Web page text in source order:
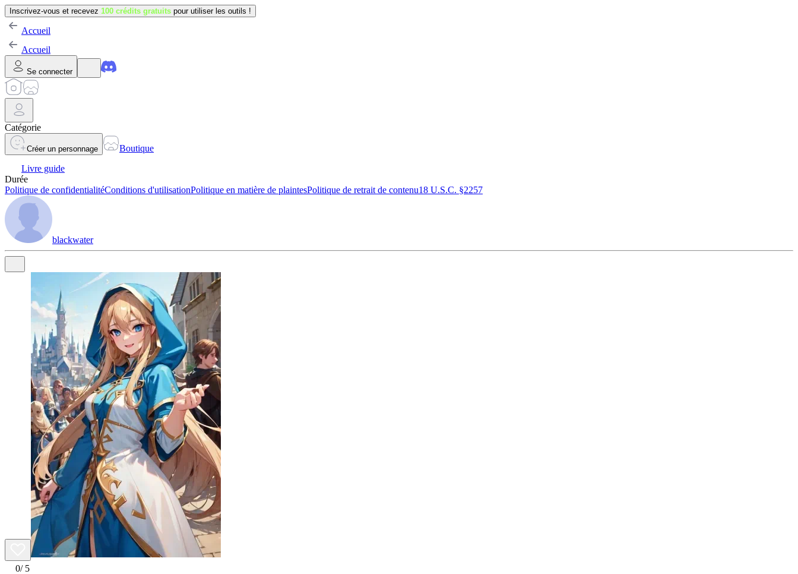
Inscrivez-vous et recevez 100 crédits gratuits pour utiliser les outils !
Accueil
Accueil
Se connecter
Catégorie
Créer un personnage
Boutique
Livre guide
Durée
Politique de confidentialitéConditions d'utilisationPolitique en matière de plaintesPolitique de retrait de contenu18 U.S.C. §2257
blackwater
0/ 5